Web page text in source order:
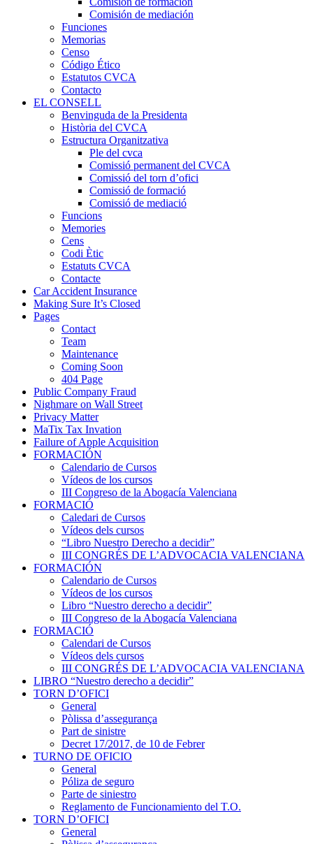
Comisión de mediación
Funciones
Memorias
Censo
Código Ético
Estatutos CVCA
Contacto
EL CONSELL
Benvinguda de la Presidenta
Història del CVCA
Estructura Organitzativa
Ple del cvca
Comissió permanent del CVCA
Comissió del torn d’ofici
Comissió de formació
Comissió de mediació
Funcions
Memories
Cens
Codi Ètic
Estatuts CVCA
Contacte
Car Accident Insurance
Making Sure It’s Closed
Pages
Contact
Team
Maintenance
Coming Soon
404 Page
Public Company Fraud
Nighmare on Wall Street
Privacy Matter
MaTix Tax Invation
Failure of Apple Acquisition
FORMACIÓN
Calendario de Cursos
Vídeos de los cursos
III Congreso de la Abogacía Valenciana
FORMACIÓ
Caledari de Cursos
Vídeos dels cursos
“Libro Nuestro Derecho a decidir”
III CONGRÉS DE L’ADVOCACIA VALENCIANA
FORMACIÓN
Calendario de Cursos
Vídeos de los cursos
Libro “Nuestro derecho a decidir”
III Congreso de la Abogacía Valenciana
FORMACIÓ
Calendari de Cursos
Vídeos dels cursos
III CONGRÉS DE L’ADVOCACIA VALENCIANA
LIBRO “Nuestro derecho a decidir”
TORN D’OFICI
General
Pòlissa d’assegurança
Part de sinistre
Decret 17/2017, de 10 de Febrer
TURNO DE OFICIO
General
Póliza de seguro
Parte de siniestro
Reglamento de Funcionamiento del T.O.
TORN D’OFICI
General